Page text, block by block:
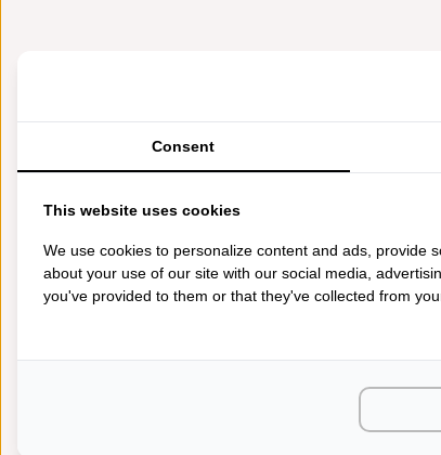
Consent
This website uses cookies
We use cookies to personalize content and ads, provide
about your use of our site with our social media,
you've provided to them or that they've collected from